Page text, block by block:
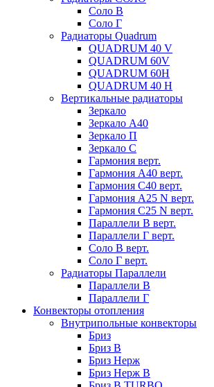
Соло В
Соло Г
Радиаторы Quadrum
QUADRUM 40 V
QUADRUM 60V
QUADRUM 60H
QUADRUM 40 H
Вертикальные радиаторы
Зеркало
Зеркало А40
Зеркало П
Зеркало С
Гармония верт.
Гармония А40 верт.
Гармония С40 верт.
Гармония А25 N верт.
Гармония С25 N верт.
Параллели В верт.
Параллели Г верт.
Соло В верт.
Соло Г верт.
Радиаторы Параллели
Параллели В
Параллели Г
Конвекторы отопления
Внутрипольные конвекторы
Бриз
Бриз В
Бриз Нерж
Бриз Нерж В